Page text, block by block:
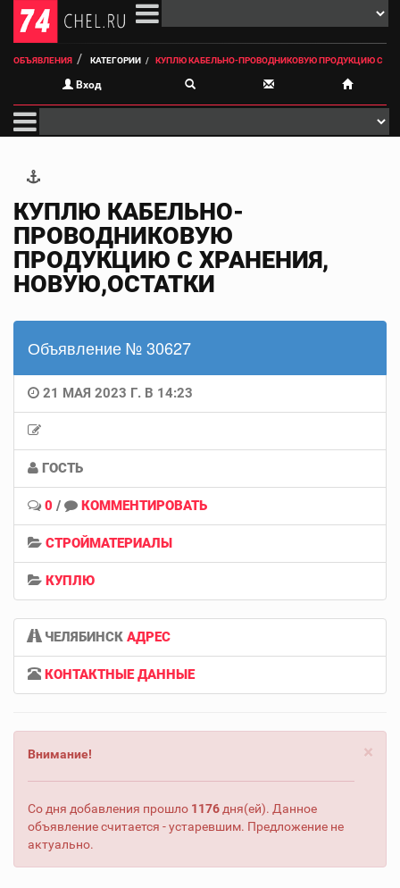
ОБЪЯВЛЕНИЯ КАТЕГОРИИ КУПЛЮ КАБЕЛЬНО-ПРОВОДНИКОВУЮ ПРОДУКЦИЮ С
Вход
КУПЛЮ КАБЕЛЬНО-
ПРОВОДНИКОВУЮ
ПРОДУКЦИЮ С ХРАНЕНИЯ,
НОВУЮ,ОСТАТКИ
Объявление № 30627
21 МАЯ 2023 Г. В 14:23
ГОСТЬ
0 / КОММЕНТИРОВАТЬ
СТРОЙМАТЕРИАЛЫ
КУПЛЮ
ЧЕЛЯБИНСК АДРЕС
КОНТАКТНЫЕ ДАННЫЕ
×
Внимание!
Со дня добавления прошло 1176 дня(ей). Данное
объявление считается - устаревшим. Предложение не
актуально.